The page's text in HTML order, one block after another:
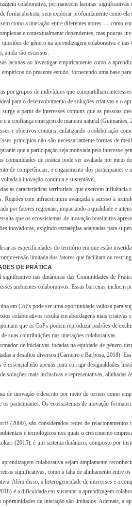
colaborativa, permanecem lacunas
forma abstrata, sem explorar profundamente como
como a interação entre diferentes atores — como
e contextualmente dependentes, mas poucas
de gênero na aprendizagem colaborativa e
ainda são escassos.
lacunas ao investigar empiricamente como a
do presente estudo, fornecendo uma base
por grupos de indivíduos que compartilham
para o desenvolvimento de soluções criativas e o
a partir de interesses comuns que as pessoas
e a confiança emergem de maneira natural (Guimarães,
e objetivos comuns, enfatizando a colaboração
princípios não são necessariamente formas de
que a participação seja motivada pelo
comunidades de prática pode ser avaliada por meio
de competências, o engajamento dos participantes
à inovação contínua e sustentável.
as características territoriais, que exercem
com infraestrutura avançada e acesso à
por fatores regionais, impactando a qualidade e
que os ecossistemas de inovação brasileiros
inovadoras, exigindo estratégias adaptadas para
as especificidades do território em que estão
limitada dos fatores que facilitam ou
DE PRÁTICA
nas dinâmicas das Comunidades de
ambientes colaborativos. Essas barreiras
em CoPs pode ser uma oportunidade valiosa para
colaborativos resulta em abordagens mais
que as CoPs podem reproduzir padrões de
suas contribuições nas interações colaborativas.
de iniciativas focadas na equidade de gênero
a desafios diversos (Carneiro e Barbosa, 2018).
essencial não apenas para corrigir desigualdades
soluções mais inclusivas e representativas, alinhadas
de inovação é descrito por meio de termos como
os participantes. Os ecossistemas de inovação
(2000), são considerados redes de
e tecnológicos nos quais o crescimento
(2015), é um sistema dinâmico, composto por
colaborativa sejam amplamente
significativas, como a falta de alinhamento
Além disso, a heterogeneidade de interesses e a
é a dificuldade em sustentar a aprendizagem
de interação são limitados. Ademais, a